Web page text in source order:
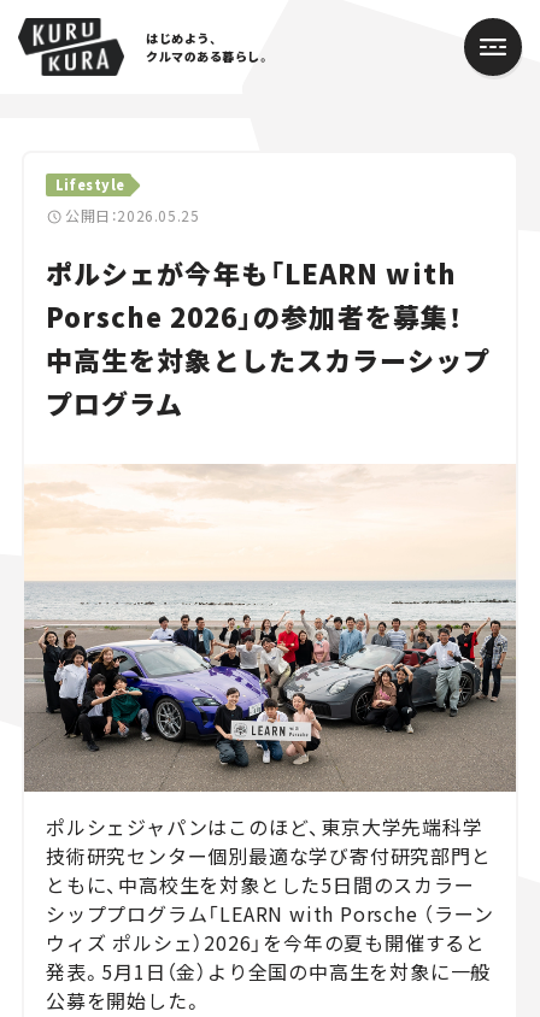
はじめよう、
クルマのある暮らし。
Lifestyle
公開日：2026.05.25
ポルシェが今年も「LEARN with
Porsche 2026」の参加者を募集！
中高生を対象としたスカラーシップ
プログラム
ポルシェジャパンはこのほど、東京大学先端科学
技術研究センター個別最適な学び寄付研究部門と
ともに、中高校生を対象とした5日間のスカラー
シッププログラム「LEARN with Porsche （ラーン
ウィズ ポルシェ）2026」を今年の夏も開催すると
発表。5月1日（金）より全国の中高生を対象に一般
公募を開始した。
Cars
Lifestyle
Traffic
Special
Campaign
人気のハッシュタグ
スズキ ジムニー｜Suzuki Jimny
スズキ｜Suzuki
マツダ｜Mazda
マツダ ロードスター｜Mazda Roadster